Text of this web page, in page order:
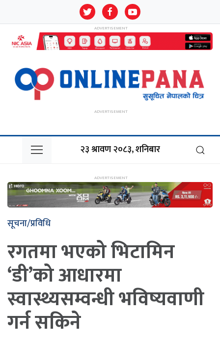
२३ श्रावण २०८३, शनिबार
सूचना/प्रविधि
रगतमा भएको भिटामिन
‘डी’को आधारमा
स्वास्थ्यसम्वन्धी भविष्यवाणी
गर्न सकिने